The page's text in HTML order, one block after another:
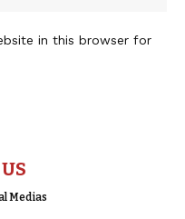
in this browser for
Medias